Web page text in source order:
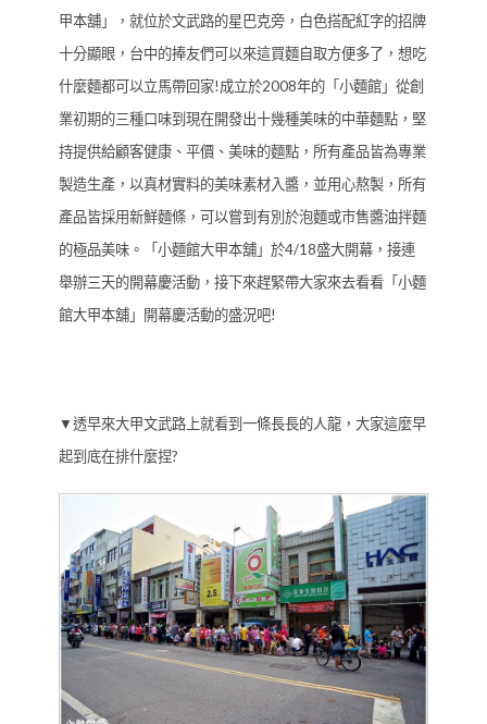
甲本舖」，就位於文武路的星巴克旁，白色搭配紅字的招牌
十分顯眼，台中的捧友們可以來這買麵自取方便多了，想吃
什麼麵都可以立馬帶回家!成立於2008年的「小麵館」從創
業初期的三種口味到現在開發出十幾種美味的中華麵點，堅
持提供給顧客健康、平價、美味的麵點，所有產品皆為專業
製造生產，以真材實料的美味素材入醬，並用心熬製，所有
產品皆採用新鮮麵條，可以嘗到有別於泡麵或市售醬油拌麵
的極品美味。「小麵館大甲本舖」於4/18盛大開幕，接連
舉辦三天的開幕慶活動，接下來趕緊帶大家來去看看「小麵
館大甲本舖」開幕慶活動的盛況吧!
▼透早來大甲文武路上就看到一條長長的人龍，大家這麼早
起到底在排什麼捏?